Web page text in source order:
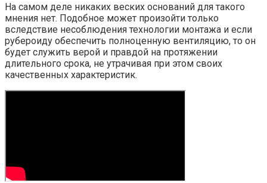
На самом деле никаких веских оснований для такого
мнения нет. Подобное может произойти только
вследствие несоблюдения технологии монтажа и если
рубероиду обеспечить полноценную вентиляцию, то он
будет служить верой и правдой на протяжении
длительного срока, не утрачивая при этом своих
качественных характеристик.